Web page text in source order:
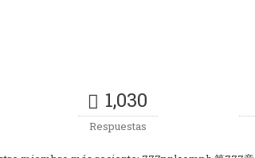
1,030
Respuestas